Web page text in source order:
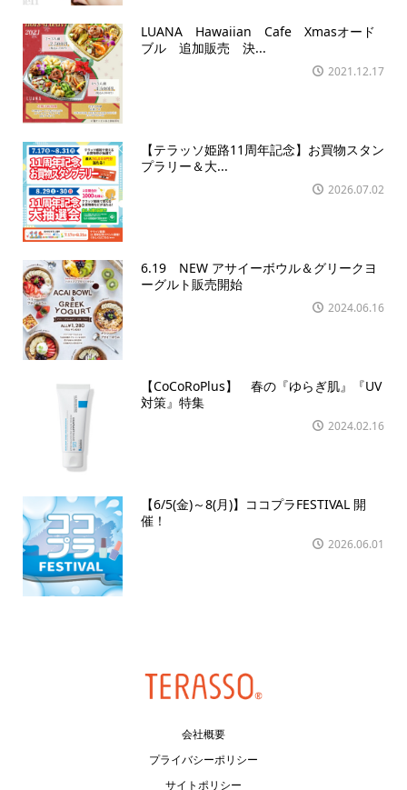
LUANA Hawaiian Cafe Xmasオード
ブル 追加販売 決...
2021.12.17
【テラッソ姫路11周年記念】お買物スタン
プラリー＆大...
2026.07.02
6.19 NEW アサイーボウル＆グリークヨ
ーグルト販売開始
2024.06.16
【CoCoRoPlus】 春の『ゆらぎ肌』『UV
対策』特集
2024.02.16
【6/5(金)～8(月)】ココプラFESTIVAL 開
催！
2026.06.01
会社概要
プライバシーポリシー
サイトポリシー